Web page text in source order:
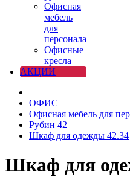
Офисная
мебель
для
персонала
Офисные
кресла
АКЦИИ
ОФИС
Офисная мебель для
Рубин 42
Шкаф для одежды 42.34
Шкаф для